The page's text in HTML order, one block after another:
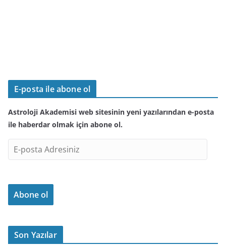
E-posta ile abone ol
Astroloji Akademisi web sitesinin yeni yazılarından e-posta
ile haberdar olmak için abone ol.
-
o
t
d
Abone ol
Son Yazılar